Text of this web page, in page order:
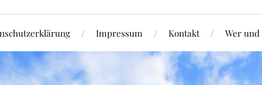
Impressum Kontakt Wer und